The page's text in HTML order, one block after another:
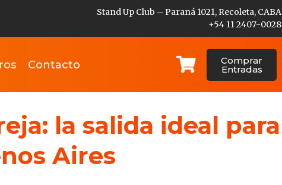
Stand Up Club – Paraná 1021, Recoleta, CABA
+54 11 2407-0028
Contacto Comprar
Entradas
la salida ideal para
Aires